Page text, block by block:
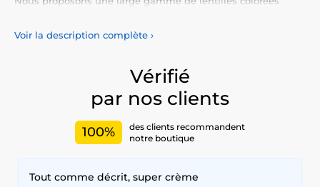
Les lentilles de contact blanches
permettent également d’exprimer votre personnalité et votre
Découvrez notre vaste sélection de lentilles colorées,
conçues pour offrir confort et sécurité tout au long de la
lentilles de haute qualité, conformes aux normes les plus
strictes en matière de confort et de sécurité.
Voir la description complète ›
Vérifié
par nos clients
100%
des clients recommandent
notre boutique
Tout comme décrit, super crème